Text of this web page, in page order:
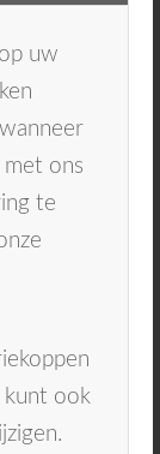
uw
ons
te
ook
over
sneller.
ook aan